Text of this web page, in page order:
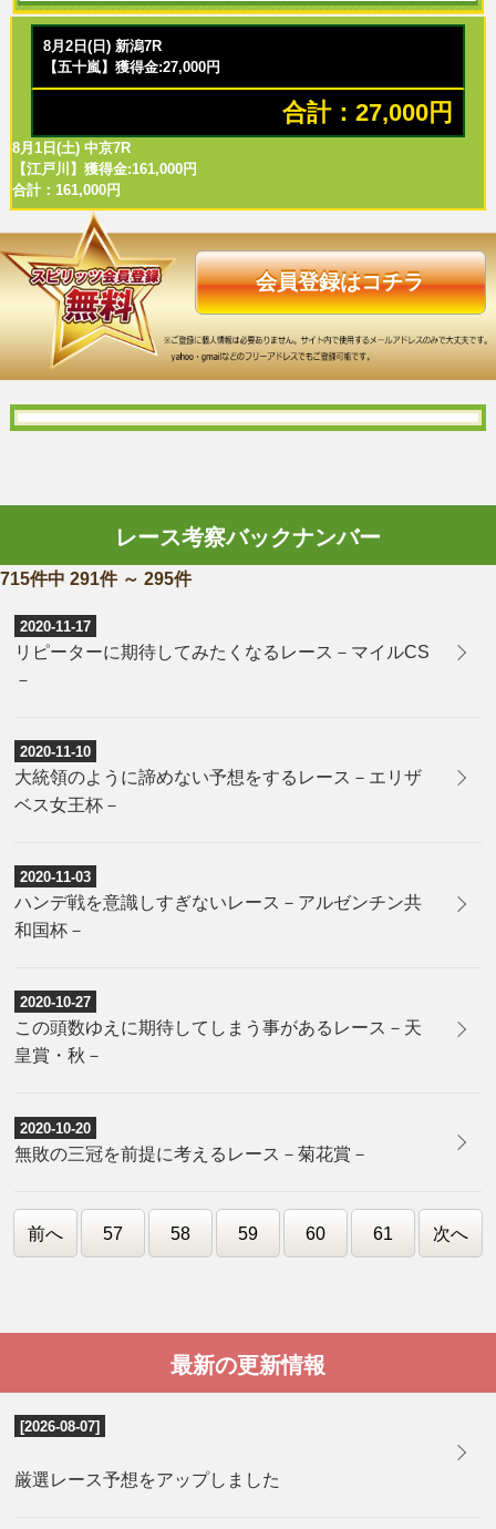
8月2日(日) 新潟7R
【五十嵐】獲得金:27,000円
合計：27,000円
8月1日(土) 中京7R
【江戸川】獲得金:161,000円
合計：161,000円
会員登録はコチラ
レース考察バックナンバー
715件中 291件 ～ 295件
2020-11-17
リピーターに期待してみたくなるレース－マイルCS
－
2020-11-10
大統領のように諦めない予想をするレース－エリザ
ベス女王杯－
2020-11-03
ハンデ戦を意識しすぎないレース－アルゼンチン共
和国杯－
2020-10-27
この頭数ゆえに期待してしまう事があるレース－天
皇賞・秋－
2020-10-20
無敗の三冠を前提に考えるレース－菊花賞－
前へ 57 58 59 60 61 次へ
最新の更新情報
[2026-08-07]
厳選レース予想をアップしました